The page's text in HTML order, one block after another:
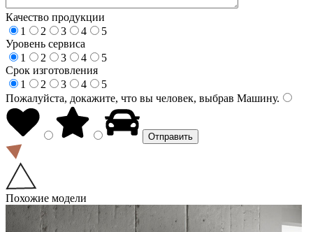
Качество продукции
1
2 3 4
5
Уровень сервиса
1
2 3 4
5
Срок изготовления
1
2 3 4
5
Пожалуйста, докажите, что вы человек, выбрав Машину.
Похожие модели